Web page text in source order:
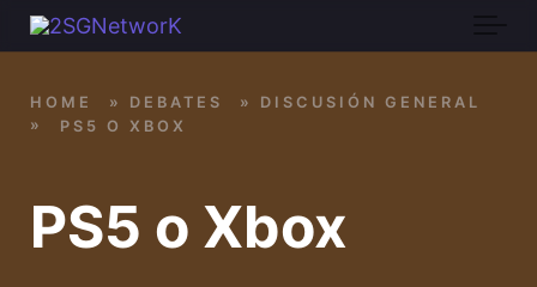
Skip to main content
PS5 o Xbox
HOME » DEBATES »
DISCUSIÓN GENERAL
»
PS5 O XBOX